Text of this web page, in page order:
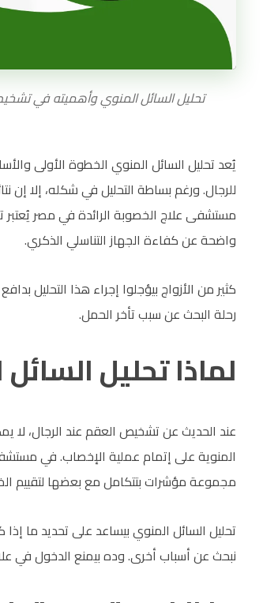
تحليل السائل المنوي وأهميته في
يُعد تحليل السائل المنوي الخطوة الأولى
للرجال. ورغم بساطة التحليل في شكله، إلا إن
مستشفى علاج الخصوبة الرائدة في مصر
واضحة عن كفاءة الجهاز التناسلي الذكري.
كثير من الأزواج بيؤجلوا إجراء هذا
رحلة البحث عن سبب تأخر الحمل.
لماذا تحليل
عند الحديث عن تشخيص العقم عند الرجال، لا
المنوية على إتمام عملية الإخصاب. في
مجموعة مؤشرات بتتكامل مع بعضها لتقييم
تحليل السائل المنوي بيساعد على تحديد ما
نبحث عن أسباب أخرى. وده بيمنع الدخول في